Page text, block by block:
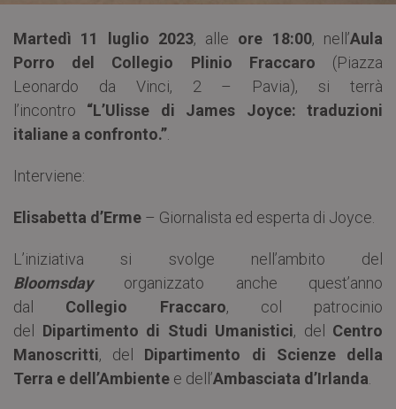
Martedì 11 luglio 2023, alle ore 18:00, nell’Aula
Porro del Collegio Plinio Fraccaro (Piazza
Leonardo da Vinci, 2 – Pavia), si terrà
l’incontro “L’Ulisse di James Joyce: traduzioni
italiane a confronto.”
Interviene:
Elisabetta d’Erme – Giornalista ed esperta di Joyce.
L’iniziativa si svolge nell’ambito del
Bloomsday organizzato anche quest’anno
dal Collegio Fraccaro, col patrocinio
del Dipartimento di Studi Umanistici, del Centro
Manoscritti, del Dipartimento di Scienze della
Terra e dell’Ambiente e dell’Ambasciata d’Irlanda